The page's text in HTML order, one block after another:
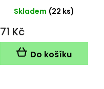
Skladem (22 ks)
71 Kč
Do košíku